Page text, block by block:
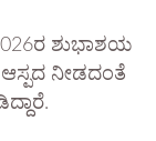
ಶುಭಾಶಯ
ನೀಡದಂತೆ